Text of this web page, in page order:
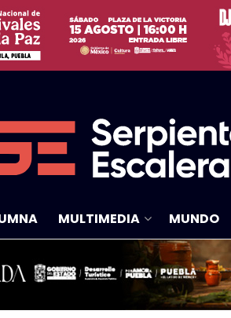
MULTIMEDIA MUNDO